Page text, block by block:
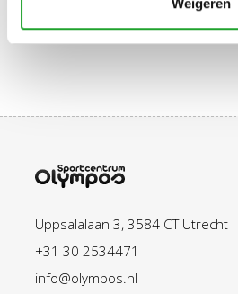
Weigeren
Uppsalalaan 3, 3584 CT Utrecht
+31 30 2534471
info@olympos.nl